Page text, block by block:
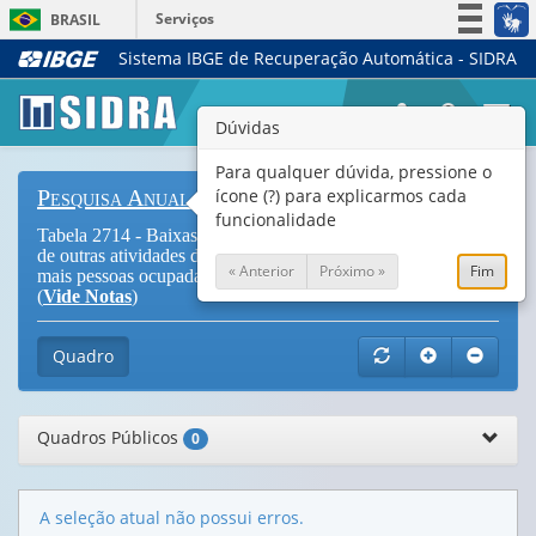
BRASIL
Serviços
Simplifique!
Legislação
Canais
Sistema IBGE de Recuperação Automática - SIDRA
Pesquisa Anual de Serviços
Tabela 2714 - Baixas do ativo tangível no ano das empresas
de outras atividades de serviços, total e empresas com 20 ou
mais pessoas ocupadas, segundo as atividades - CNAE 2.0
(Vide Notas)
Quadro
Quadros Públicos 0
A seleção atual não possui erros.
Dúvidas
Para qualquer dúvida, pressione o
ícone (?) para explicarmos cada
funcionalidade
« Anterior Próximo » Fim